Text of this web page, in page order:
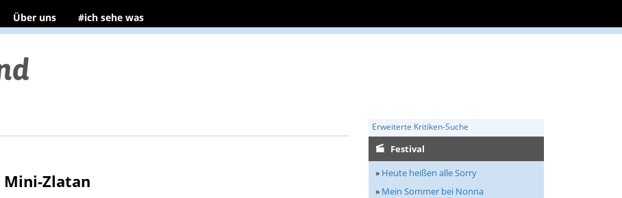
Über uns #ich sehe was
Erweiterte Kritiken-Suche
Mini-Zlatan
Festival
» Heute heißen alle Sorry
» Mein Sommer bei Nonna